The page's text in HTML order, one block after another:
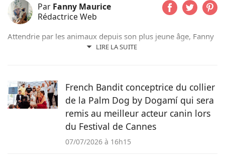
Par Fanny Maurice
Rédactrice Web
LIRE LA SUITE
Attendrie par les animaux depuis son plus jeune âge, Fanny
n’a jamais vécu sans eux et partage actuellement son
choisi de se former au sein du magazine Pets Dating pour
intégrer une communauté qui partage sa passion.
French Bandit conceptrice du collier
de la Palm Dog by Dogamí qui sera
remis au meilleur acteur canin lors
du Festival de Cannes
07/07/2026 à 16h15